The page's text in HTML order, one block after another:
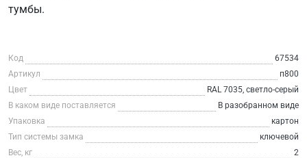
тумбы.
Код
67534
Артикул
п800
Цвет
RAL 7035, светло-серый
В каком виде поставляется
В разобранном виде
Упаковка
картон
Тип системы замка
ключевой
Вес, кг
2